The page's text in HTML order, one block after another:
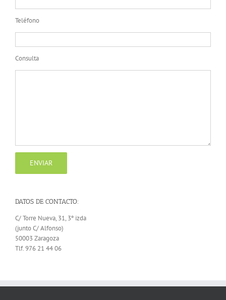
Teléfono
Consulta
DATOS DE CONTACTO:
C/ Torre Nueva, 31, 3º izda
(junto C/ Alfonso)
50003 Zaragoza
Tlf. 976 21 44 06